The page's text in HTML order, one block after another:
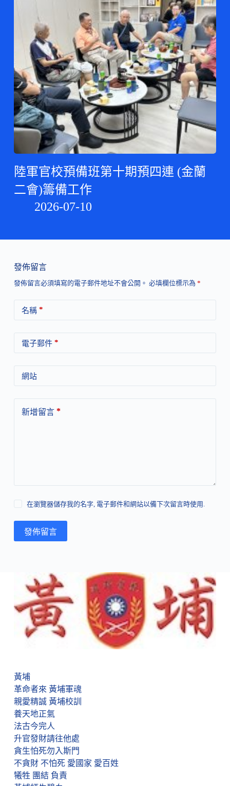
陸軍官校預備班第十期預四連 (金蘭
二會)籌備工作
2026-07-10
發佈留言
發佈留言必須填寫的電子郵件地址不會公開。 必填欄位標示為 *
名稱 *
電子郵件*
網站
新增留言*
在瀏覽器儲存我的名字, 電子郵件和網站以備下次留言時使用.
發佈留言
黃埔
革命者來 黃埔軍魂
親愛精誠 黃埔校訓
養天地正氣
法古今完人
升官發財請往他處
貪生怕死勿入斯門
不貪財 不怕死 愛國家 愛百姓
犧牲 團結 負責